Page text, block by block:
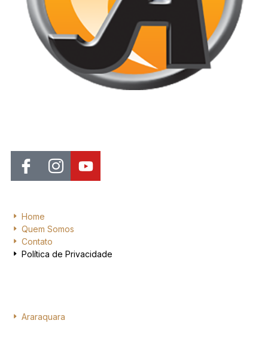
Home
Quem Somos
Contato
Política de Privacidade
Araraquara